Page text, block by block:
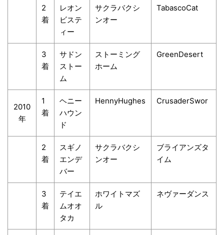
2
着
レオン
ビステ
ィー
サクラバクシ
ンオー
TabascoCat
3
着
サドン
ストー
ム
ストーミング
ホーム
GreenDesert
2010
年
1
着
ヘニー
ハウン
ド
HennyHughes CrusaderSwor
2
着
スギノ
エンデ
バー
サクラバクシ
ンオー
ブライアンズタ
イム
3
着
テイエ
ムオオ
タカ
ホワイトマズ
ル
ネヴァーダンス